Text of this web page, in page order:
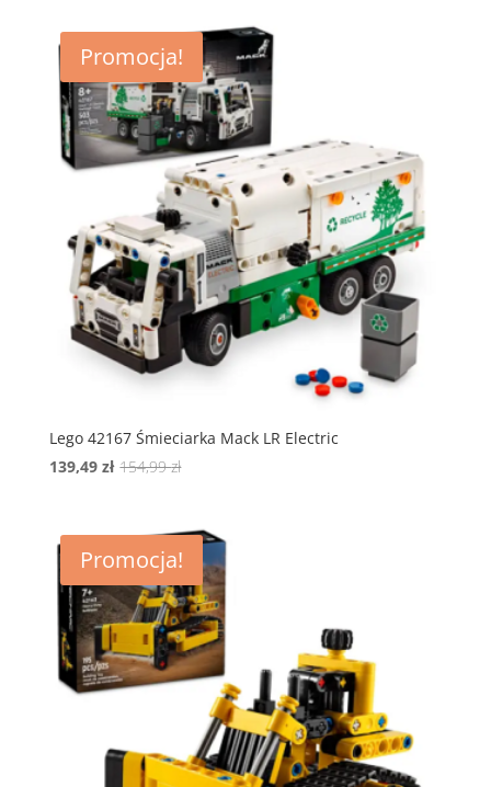
184,99 zł.
166,49 zł.
Promocja!
Lego 42167 Śmieciarka Mack LR Electric
154,99złPierwotna
154,99 zł.
139,49 zł
Aktualna
139,49 zł.
Promocja!